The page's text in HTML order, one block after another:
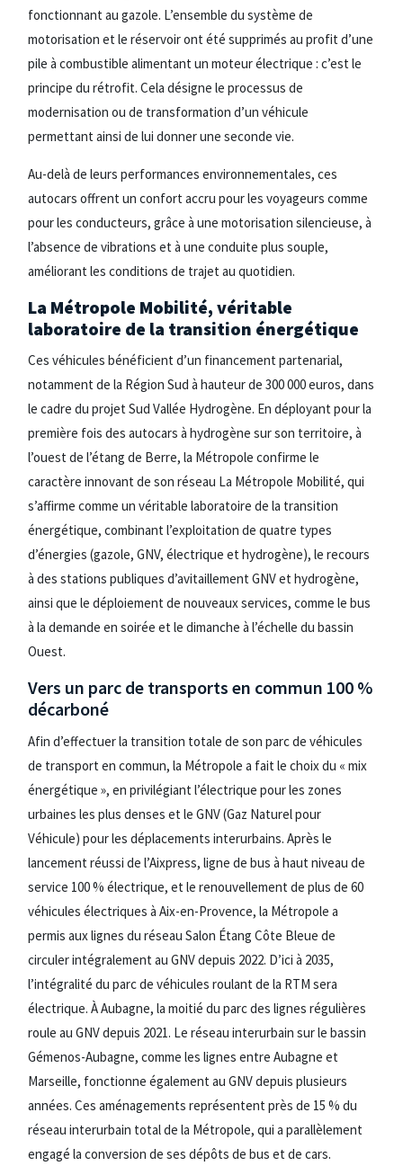
fonctionnant au gazole. L’ensemble du système de
motorisation et le réservoir ont été supprimés au profit d’une
pile à combustible alimentant un moteur électrique : c’est le
principe du rétrofit. Cela désigne le processus de
modernisation ou de transformation d’un véhicule
permettant ainsi de lui donner une seconde vie.
Au-delà de leurs performances environnementales, ces
autocars offrent un confort accru pour les voyageurs comme
pour les conducteurs, grâce à une motorisation silencieuse, à
l’absence de vibrations et à une conduite plus souple,
améliorant les conditions de trajet au quotidien.
La Métropole Mobilité, véritable
laboratoire de la transition énergétique
Ces véhicules bénéficient d’un financement partenarial,
notamment de la Région Sud à hauteur de 300 000 euros, dans
le cadre du projet Sud Vallée Hydrogène. En déployant pour la
première fois des autocars à hydrogène sur son territoire, à
l’ouest de l’étang de Berre, la Métropole confirme le
caractère innovant de son réseau La Métropole Mobilité, qui
s’affirme comme un véritable laboratoire de la transition
énergétique, combinant l’exploitation de quatre types
d’énergies (gazole, GNV, électrique et hydrogène), le recours
à des stations publiques d’avitaillement GNV et hydrogène,
ainsi que le déploiement de nouveaux services, comme le bus
à la demande en soirée et le dimanche à l’échelle du bassin
Ouest.
Vers un parc de transports en commun 100 %
décarboné
Afin d’effectuer la transition totale de son parc de véhicules
de transport en commun, la Métropole a fait le choix du « mix
énergétique », en privilégiant l’électrique pour les zones
urbaines les plus denses et le GNV (Gaz Naturel pour
Véhicule) pour les déplacements interurbains. Après le
lancement réussi de l’Aixpress, ligne de bus à haut niveau de
service 100 % électrique, et le renouvellement de plus de 60
véhicules électriques à Aix-en-Provence, la Métropole a
permis aux lignes du réseau Salon Étang Côte Bleue de
circuler intégralement au GNV depuis 2022. D’ici à 2035,
l’intégralité du parc de véhicules roulant de la RTM sera
électrique. À Aubagne, la moitié du parc des lignes régulières
roule au GNV depuis 2021. Le réseau interurbain sur le bassin
Gémenos-Aubagne, comme les lignes entre Aubagne et
Marseille, fonctionne également au GNV depuis plusieurs
années. Ces aménagements représentent près de 15 % du
réseau interurbain total de la Métropole, qui a parallèlement
engagé la conversion de ses dépôts de bus et de cars.